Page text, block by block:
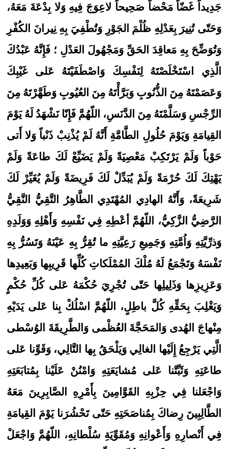
جَدِيداً غَضّاً مَحْضاً صَحِيحاً لاعِوَجَ فِيهِ وَلا بِدْعَةَ مَعَهُ،
وَحَتّى تُنِيرَ بِعَدْلِهِ ظُلْمَ الجَوْرِ وَتُطْفِيَ بِهِ نِيرانَ الكُفْرِ
وَتُوَضِّحَ بِهِ مَعاقِدَ الحَقِّ وَمَجْهُولَ العَدْلِ ؛ فَإِنَّهُ عَبْدُكَ
الَّذِي اسْتَخْلَصْتَهُ لِنَفْسِكَ وَاصْطَفَيْتَهُ عَلى غَيْبِكَ
وَعَصَمْتَهُ مِنَ الذُّنُوبِ وَبَرَّأْتَهُ مِنَ العُيُوبِ وَطَهَّرْتَهُ مِنَ
الرِّجْسِ وَسَلَّمْتَهُ مِنَ الدَّنَسِ، اللّهُمَّ فَإِنّا نَشْهَدُ لَهُ يَوْمَ
القِيامَةِ وَيَوْمَ حُلُولِ الطَّامَّةِ أَنَّهُ لَمْ يُذْنِبْ ذَنْباً وَلا أَتى
حَوْباً وَلَمْ يَرْتَكِبْ مَعْصِيَةً وَلَمْ يَضَيِّعْ لَكَ طاعَةً وَلَمْ
يَهْتِكَ لَكَ حُرْمَةً وَلَمْ يُبَدِّلْ لَكَ فَرِيضَةً وَلَمْ يُغَيِّرْ لَكَ
شَرِيعَةً، وَأَنَّهُ الهادِي المُهْتَدِي الطَّاهِرُ التَّقِيُّ النَّقِيُّ
الرَّضِيُّ الزَّكِيُّ، اللّهُمَّ أعْطِهِ فِي نَفْسِهِ وَأَهْلِهِ وَوَلَدِهِ
وَذرِّيَّتِهِ وَاُمَّتِهِ وَجَمِيعِ رَعِيَّتِهِ ما تُقِرُّ بِهِ عَيْنَهُ وَتَسُرُّ بِهِ
نَفْسَهُ وَتَجْمَعُ لَهُ مُلْكَ المُمْلَكاتِ كُلِّها قَرِيبِها وَبَعِيدِها
وَعَزِيزِها وَذَلِيلِها حَتّى تُجْرِيَ حُكْمَهُ عَلى كُلِّ حُكْمٍ
وَيَغْلِبَ بِحَقِّهِ كُلَّ باطِلٍ، اللّهُمَّ اسْلُكْ بِنا عَلى يَدَيْهِ
مِنْهاجَ الهُدى وَالمَحَجَّةَ العُظْمى وَالطَّرِيقَةَ الوُسْطى
الَّتِي يَرْجِعُ إِلَيْها الغالِي وَيَلْحَقُ بِها التَّالِي، وَقَوِّنا عَلى
طاعَتِهِ وَثَبِّتْنا عَلى مُشايَعَتِهِ وَامْنُنْ عَلَيْنا بِمُتابَعَتِهِ
وَاجْعَلنا فِي حِزْبِهِ القَوَّامِينَ بِأَمْرِهِ الصَّابِرِينَ مَعَهُ
الطَّالِبِينَ رِضاكَ بِمُناصَحَتِهِ حَتّى تَحْشُرَنا يَوْمَ القِيامَةِ
فِي أَنْصارِهِ وَأَعْوانِهِ وَمُقَوِّيَةِ سُلْطانِهِ، اللّهُمَّ وَاجْعَلْ